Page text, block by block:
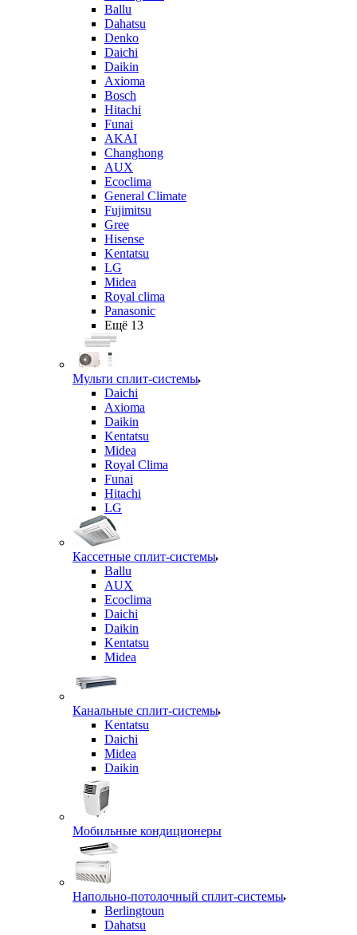
Ballu
Dahatsu
Denko
Daichi
Daikin
Axioma
Bosch
Hitachi
Funai
AKAI
Changhong
AUX
Ecoclima
General Climate
Fujimitsu
Gree
Hisense
Kentatsu
LG
Midea
Royal clima
Panasonic
Ещё 13
Мульти сплит-системы
Daichi
Axioma
Daikin
Kentatsu
Midea
Royal Clima
Funai
Hitachi
LG
Кассетные сплит-системы
Ballu
AUX
Ecoclima
Daichi
Daikin
Kentatsu
Midea
Канальные сплит-системы
Kentatsu
Daichi
Midea
Daikin
Мобильные кондиционеры
Напольно-потолочный сплит-системы
Berlingtoun
Dahatsu